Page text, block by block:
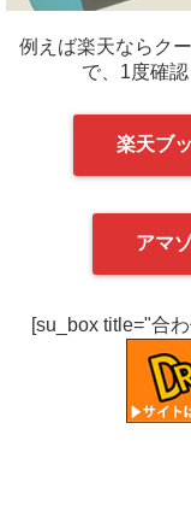
例えば楽天ならク
で、1度確
楽天ブ
アマ
[su_box title="合